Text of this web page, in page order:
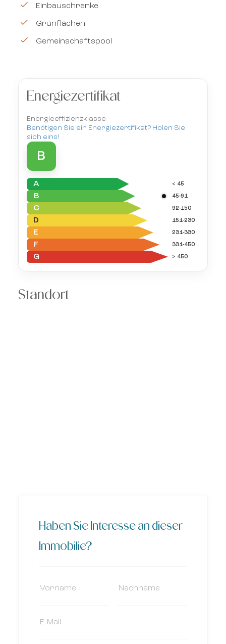
Einbauschränke
Grünflächen
Gemeinschaftspool
Energiezertifikat
Energieeffizienzklasse
Benötigen Sie ein Energiezertifikat? Holen Sie
sich eins!
B
A < 45
B 45-91
C 92-150
D 151-230
E 231-330
F 331-450
G > 450
Standort
Haben Sie Interesse an dieser
Immobilie?